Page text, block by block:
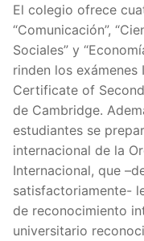
El colegio ofrece
“Comunicación”,
Sociales” y
rinden los exámenes
Certificate of
de Cambridge.
estudiantes se
internacional de la
Internacional, que
satisfactoriamente-
de reconocimiento
universitario